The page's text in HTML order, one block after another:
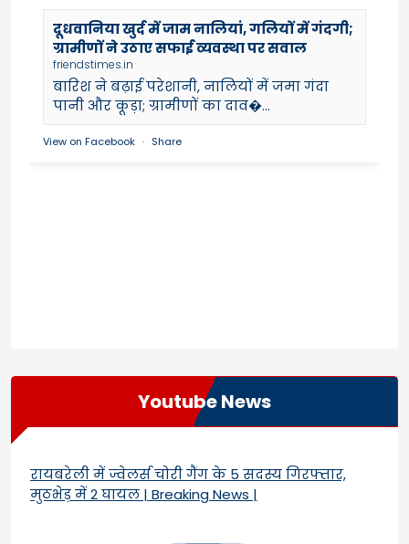
दूधवानिया खुर्द में जाम नालियां, गलियों में गंदगी;
ग्रामीणों ने उठाए सफाई व्यवस्था पर सवाल
friendstimes.in
बारिश ने बढ़ाई परेशानी, नालियों में जमा गंदा
पानी और कूड़ा; ग्रामीणों का दाव�...
View on Facebook · Share
Youtube News
रायबरेली में ज्वेलर्स चोरी गैंग के 5 सदस्य गिरफ्तार,
मुठभेड़ में 2 घायल | Breaking News |